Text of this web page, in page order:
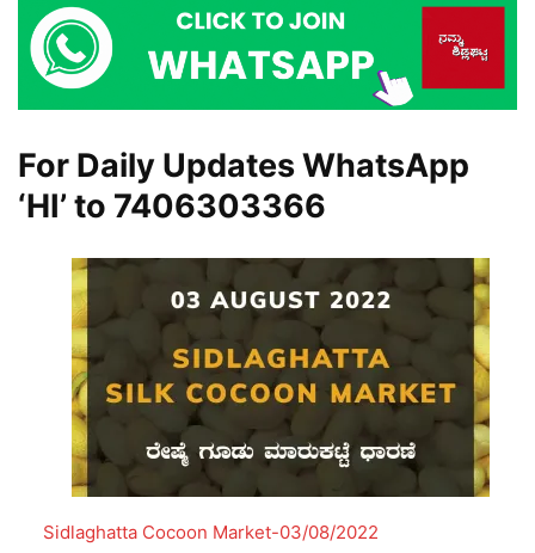
For Daily Updates WhatsApp
‘HI’ to 7406303366
Sidlaghatta Cocoon Market-03/08/2022